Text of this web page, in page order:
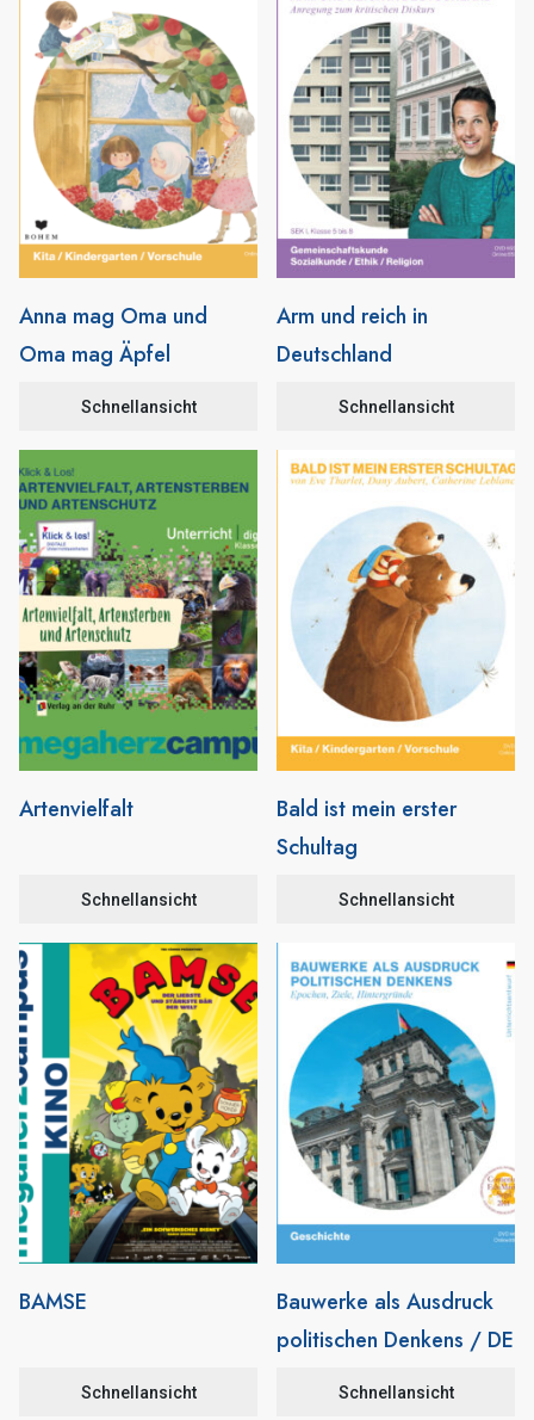
Anna mag Oma und
Oma mag Äpfel
Schnellansicht
Arm und reich in
Deutschland
Schnellansicht
Artenvielfalt
Schnellansicht
Bald ist mein erster
Schultag
Schnellansicht
BAMSE
Schnellansicht
Bauwerke als Ausdruck
politischen Denkens / DE
Schnellansicht